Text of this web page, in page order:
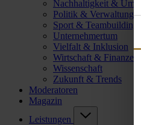
Nachhaltigkeit &
Politik & Verwaltung
Sport & Teambuilding
Unternehmertum
Vielfalt & Inklusion
Wirtschaft & Finanzen
Wissenschaft
Zukunft & Trends
Moderatoren
Magazin
Leistungen